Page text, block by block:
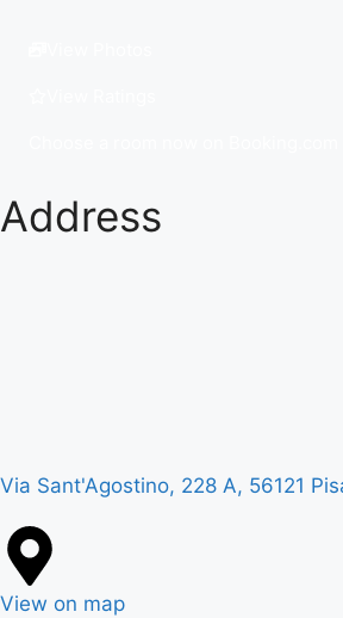
Address
Via Sant'Agostino, 228 A, 56121
View on map